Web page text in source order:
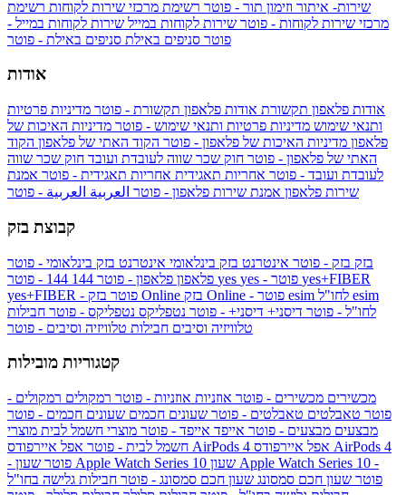
שירות- איתור וזימון תור - פוטר רשימת מרכזי שירות לקוחות רשימת
מרכזי שירות לקוחות - פוטר שירות לקוחות במייל שירות לקוחות במייל -
פוטר סניפים באילת סניפים באילת - פוטר
אודות
אודות פלאפון תקשורת אודות פלאפון תקשורת - פוטר מדיניות פרטיות
ותנאי שימוש מדיניות פרטיות ותנאי שימוש - פוטר מדיניות האיכות של
פלאפון מדיניות האיכות של פלאפון - פוטר הקוד האתי של פלאפון הקוד
האתי של פלאפון - פוטר חוק שכר שווה לעובדת ועובד חוק שכר שווה
לעובדת ועובד - פוטר אחריות תאגידית אחריות תאגידית - פוטר אמנת
שירות פלאפון אמנת שירות פלאפון - פוטר العربية العربية - פוטר
קבוצת בזק
בזק בזק - פוטר אינטרנט בזק בינלאומי אינטרנט בזק בינלאומי - פוטר
פלאפון פלאפון - פוטר 144 yes
yes+FIBER
yes+FIBER - פוטר בזק Online
esim
לחו"ל - פוטר דיסני+ דיסני+ - פוטר נטפליקס נטפליקס - פוטר חבילות
טלוויזיה וסיבים חבילות טלוויזיה וסיבים - פוטר
קטגוריות מובילות
מכשירים מכשירים - פוטר אוזניות אוזניות - פוטר רמקולים רמקולים -
פוטר טאבלטים טאבלטים - פוטר שעונים חכמים שעונים חכמים - פוטר
מבצעים מבצעים - פוטר אייפד אייפד - פוטר מוצרי חשמל לבית מוצרי
חשמל לבית - פוטר אפל איירפודס AirPods 4 אפל איירפודס AirPods 4
- פוטר שעון Apple Watch Series 10 שעון Apple Watch Series 10 -
פוטר שעון חכם סמסונג שעון חכם סמסונג - פוטר חבילות גלישה בחו"ל